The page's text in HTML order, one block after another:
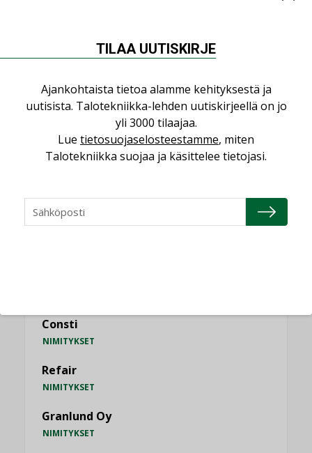
Miten varmistetaan EPD-dokumenteista
KOLUMNI
Vesi- ja viemärimitoittaminen on
jämähtänyt ajassa paikalleen
MIELIPIDE
KATSO KAIKKI
Consti
NIMITYKSET
Refair
NIMITYKSET
Granlund Oy
NIMITYKSET
TILAA UUTISKIRJE
Ajankohtaista tietoa alamme kehityksestä ja
uutisista. Talotekniikka-lehden uutiskirjeellä on jo
yli 3000 tilaajaa.
Lue tietosuojaselosteestamme, miten
Talotekniikka suojaa ja käsittelee tietojasi.